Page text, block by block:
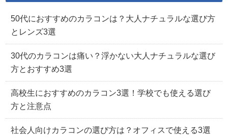
50代におすすめのカラコンは？大人ナチュラルな選び方
とレンズ3選
30代のカラコンは痛い？浮かない大人ナチュラルな選び
方とおすすめ3選
高校生におすすめのカラコン3選！学校でも使える選び
方と注意点
社会人向けカラコンの選び方は？オフィスで使える3選